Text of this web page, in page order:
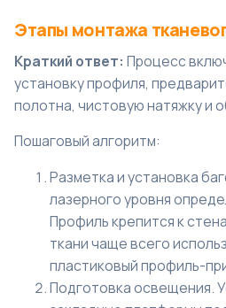
Этапы монтажа
Краткий ответ: Процесс
установку профиля,
полотна, чистовую натяжку и
Пошаговый алгоритм:
Разметка и установка
лазерного уровня
Профиль крепится к
ткани чаще всего
пластиковый профиль-
Подготовка освещения.